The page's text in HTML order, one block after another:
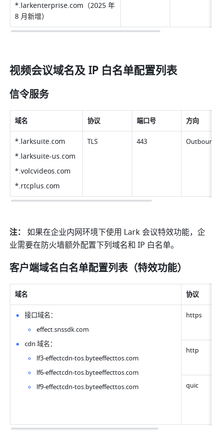
*.larkenterprise.com （2025 年
8 月新增）
视频会议域名及 IP 白名单配置列表
信令服务
域名 协议 端口号 方向
*.larksuite.com
*.larksuite-us.com
*.volcvideos.com
*.rtcplus.com
TLS 443 Outbound
注： 如果在企业内网环境下使用 Lark 会议特效功能，企
业需要在防火墙额外配置下列域名和 IP 白名单。
客户端域名白名单配置列表（特效功能）
域名 协议
接口域名：
effect.snssdk.com
cdn 域名：
lf3-effectcdn-tos.byteeffecttos.com
lf6-effectcdn-tos.byteeffecttos.com
lf9-effectcdn-tos.byteeffecttos.com
https
http
quic